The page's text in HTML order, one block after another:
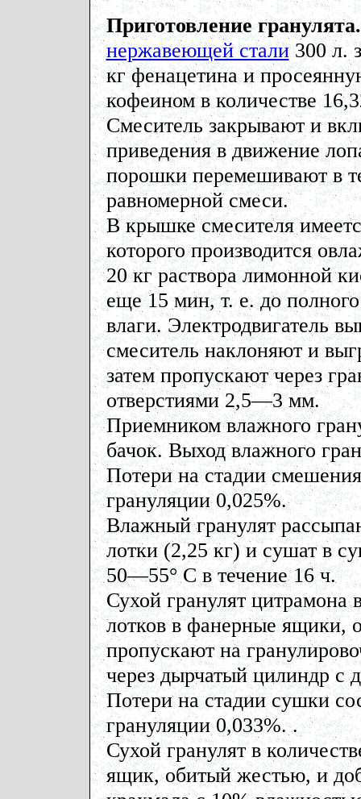
Приготовление гранулята.
нержавеющей стали300 л.
кг фенацетина и
кофеином в количестве
Смеситель закрывают и
приведения в движение
порошки перемешивают в
равномерной смеси.
В крышке смесителя
которого производится
20 кг раствора лимонной
еще 15 мин, т. е. до
влаги. Электродвигатель
смеситель наклоняют и
затем пропускают через
отверстиями 2,5—3 мм.
Приемником влажного
бачок. Выход влажного
Потери на стадии
грануляции 0,025%.
Влажный гранулят
лотки (2,25 кг) и сушат в
50—55° С в течение 16 ч.
Сухой гранулят цитрамона
лотков в фанерные ящики,
пропускают на
через дырчатый цилиндр с
Потери на стадии сушки
грануляции 0,033%. .
Сухой гранулят в
ящик, обитый жестью, и